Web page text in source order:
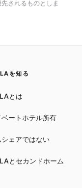
されるものとしま
を知る
とは
ベートホテル所有
シェアではない
とセカンドホーム